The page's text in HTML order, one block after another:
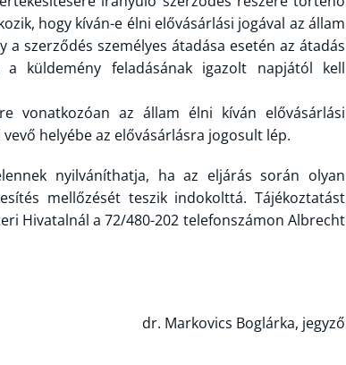
hogy kíván-e élni elővásárlási jogával az állam
szerződés személyes átadása esetén az átadás
küldemény feladásának igazolt napjától kell
vonatkozóan az állam élni kíván elővásárlási
helyébe az elővásárlásra jogosult lép.
nyilváníthatja, ha az eljárás során olyan
mellőzését teszik indokolttá. Tájékoztatást
Hivatalnál a 72/480-202 telefonszámon Albrecht
dr. Markovics Boglárka, jegyző